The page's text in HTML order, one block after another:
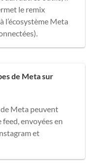
le remix
l’écosystème Meta
de Meta sur
de Meta peuvent
envoyées en
et